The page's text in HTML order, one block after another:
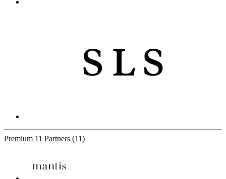
Premium 11 Partners (11)